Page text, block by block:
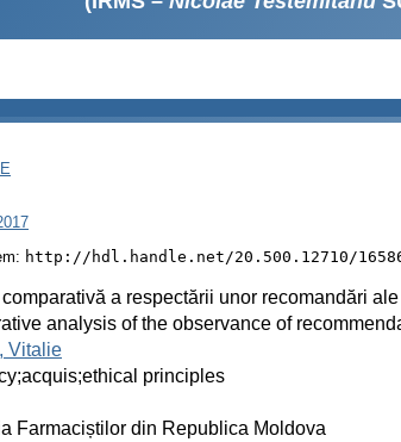
http://hdl.handle.net/20.500.12710/
a respectării unor recomandări
analysis of the observance of
Vitalie
principles
Farmaciștilor din Republica Moldova